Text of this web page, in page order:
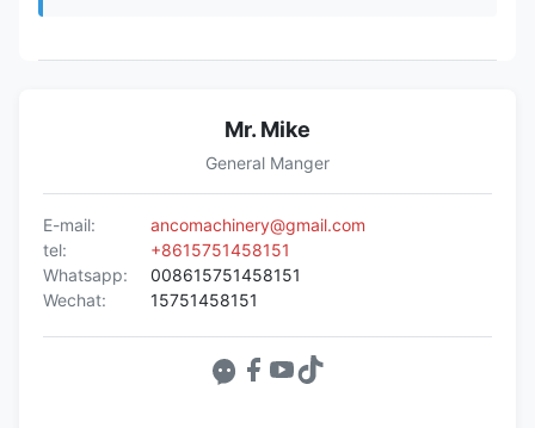
Mr. Mike
General Manger
E-mail:
ancomachinery@gmail.com
tel:
+8615751458151
Whatsapp:
008615751458151
Wechat:
15751458151